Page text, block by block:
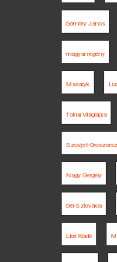
Gömöry János
magyar regény
Masaryk
Tolnai Világlapja
Szovjet-
Nagy Gergely
Dél-Szlovákia
Libri Kiadó